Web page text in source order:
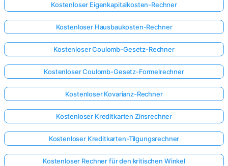
Kostenloser Eigenkapitalkosten-Rechner
Kostenloser Hausbaukosten-Rechner
Kostenloser Coulomb-Gesetz-Rechner
Kostenloser Coulomb-Gesetz-Formelrechner
Kostenloser Kovarianz-Rechner
Kostenloser Kreditkarten Zinsrechner
Kostenloser Kreditkarten-Tilgungsrechner
Kostenloser Rechner für den kritischen Winkel